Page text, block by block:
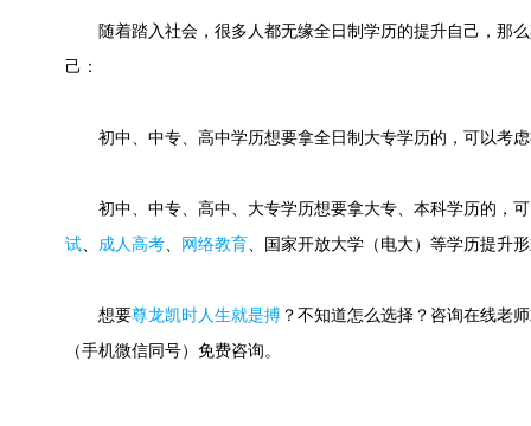
随着踏入社会，很多人都无缘全日制学历的提升自己，那么
己：
初中、中专、高中学历想要拿全日制大专学历的，可以考虑
初中、中专、高中、大专学历想要拿大专、本科学历的，可
试、 成人高考、 网络教育、国家开放大学（电大）等学历提升
想要尊龙凯时人生就是搏 ？不知道怎么选择？咨询在线老
（手机微信同号）免费咨询。